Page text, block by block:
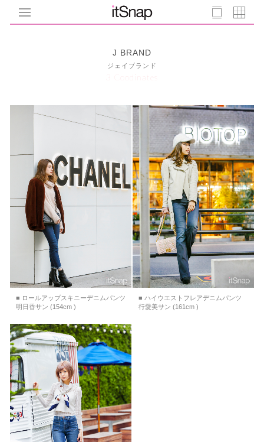
J BRAND
ジェイブランド
3 Coodinates
■ ロールアップスキニーデニムパンツ
明日香サン (154cm )
■ ハイウエストフレアデニムパンツ
行愛美サン (161cm )